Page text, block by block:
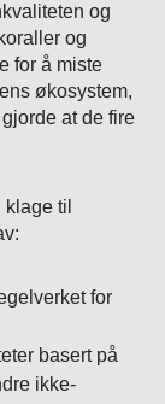
og
og
for å miste
økosystem,
at de fire
til
for
basert på
ikke-